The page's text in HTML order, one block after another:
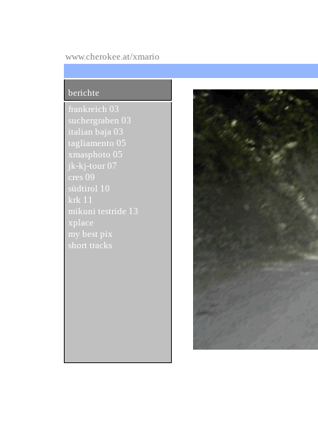
www.cherokee.at/xmario
berichte
frankreich 03
suchergraben 03
italian baja 03
tagliamento 05
xmasphoto 05
jk-kj-tour 07
cres 09
südtirol 10
krk 11
mikuni testride 13
xplace
my best pix
short tracks